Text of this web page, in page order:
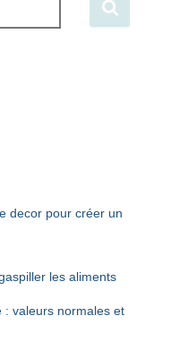
decor pour créer un
les aliments
: valeurs normales et